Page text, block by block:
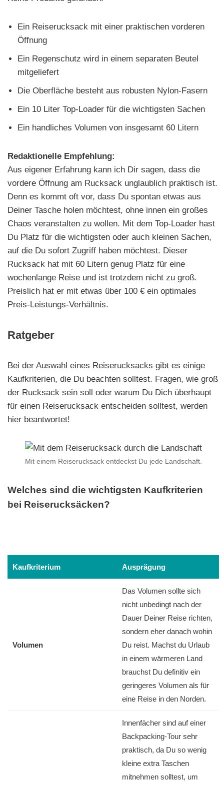
Ein Reiserucksack mit einer praktischen vorderen
Öffnung
Ein Regenschutz wird in einem separaten Beutel
mitgeliefert
Die Oberfläche besteht aus robusten Nylon-Fasern
Ein 10 Liter Top-Loader für die wichtigsten Sachen
Ein handliches Volumen von insgesamt 60 Litern
Redaktionelle Empfehlung:
Aus eigener Erfahrung kann ich Dir sagen, dass die
vordere Öffnung am Rucksack unglaublich praktisch ist.
Denn es kommt oft vor, dass Du spontan etwas aus
Deiner Tasche holen möchtest, ohne innen ein großes
Chaos veranstalten zu wollen. Mit dem Top-Loader hast
Du Platz für die wichtigsten oder auch kleinen Sachen,
auf die Du sofort Zugriff haben möchtest. Dieser
Rucksack hat mit 60 Litern genug Platz für eine
wochenlange Reise und ist trotzdem nicht zu groß.
Preislich hat er mit etwas über 100 € ein optimales
Preis-Leistungs-Verhältnis.
Ratgeber
Bei der Auswahl eines Reiserucksacks gibt es einige
Kaufkriterien, die Du beachten solltest. Fragen, wie groß
der Rucksack sein soll oder warum Du Dich überhaupt
für einen Reiserucksack entscheiden solltest, werden
hier beantwortet!
Mit einem Reiserucksack entdeckst Du jede Landschaft.
Welches sind die wichtigsten Kaufkriterien
bei Reiserucksäcken?
Kaufkriterium Ausprägung
Volumen
Das Volumen sollte sich
nicht unbedingt nach der
Dauer Deiner Reise richten,
sondern eher danach wohin
Du reist. Machst du Urlaub
in einem wärmeren Land
brauchst Du definitiv ein
geringeres Volumen als für
eine Reise in den Norden.
Innenfächer sind auf einer
Backpacking-Tour sehr
praktisch, da Du so wenig
kleine extra Taschen
mitnehmen solltest, um